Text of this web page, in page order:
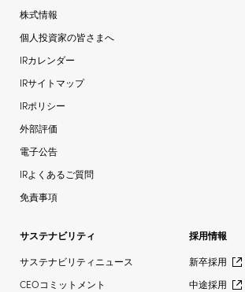
株式情報
個人投資家の皆さまへ
IRカレンダー
IRサイトマップ
IRポリシー
外部評価
電子公告
IRよくあるご質問
免責事項
サステナビリティ
サステナビリティニュース
CEOコミットメント
採用情報
新卒採用
中途採用